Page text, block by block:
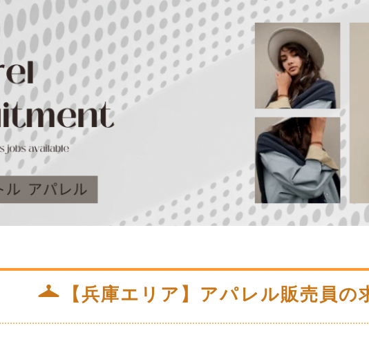
【兵庫エリア】アパレル販売員の